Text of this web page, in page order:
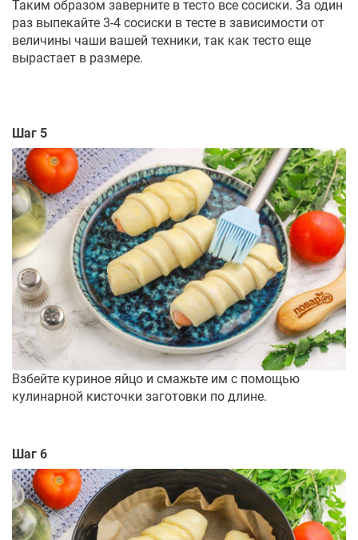
Таким образом заверните в тесто все сосиски. За один
раз выпекайте 3-4 сосиски в тесте в зависимости от
величины чаши вашей техники, так как тесто еще
вырастает в размере.
Шаг 5
Взбейте куриное яйцо и смажьте им с помощью
кулинарной кисточки заготовки по длине.
Шаг 6